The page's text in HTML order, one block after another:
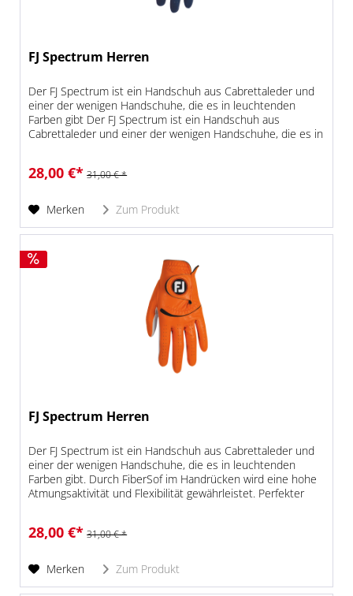
FJ Spectrum Herren
Der FJ Spectrum ist ein Handschuh aus Cabrettaleder und
einer der wenigen Handschuhe, die es in leuchtenden
Farben gibt Der FJ Spectrum ist ein Handschuh aus
Cabrettaleder und einer der wenigen Handschuhe, die es in
28,00 €* 31,00 € *
Merken Zum Produkt
FJ Spectrum Herren
Der FJ Spectrum ist ein Handschuh aus Cabrettaleder und
einer der wenigen Handschuhe, die es in leuchtenden
Farben gibt. Durch FiberSof im Handrücken wird eine hohe
Atmungsaktivität und Flexibilität gewährleistet. Perfekter
28,00 €* 31,00 € *
Merken Zum Produkt